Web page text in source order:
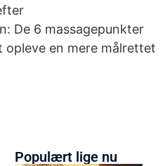
De 6 massagepunkter
en mere målrettet
Populært lige nu